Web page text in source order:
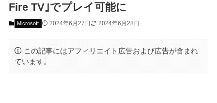
Fire TV｣でプレイ可能に
Microsoft 2024年6月27日 2024年6月28日
この記事にはアフィリエイト広告および広告が含まれ
ています。